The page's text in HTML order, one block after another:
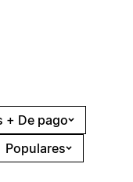
+ De pago
Populares